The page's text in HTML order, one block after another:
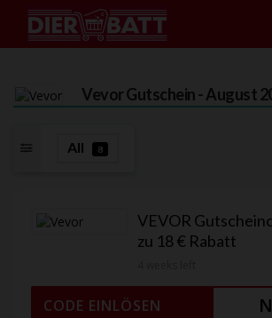
VevorGutschein - August
All 8
VEVOR
zu 18 € Rabatt
CODE EINLÖSEN